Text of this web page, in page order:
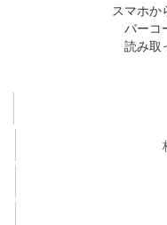
スマホか
バーコ
読み取